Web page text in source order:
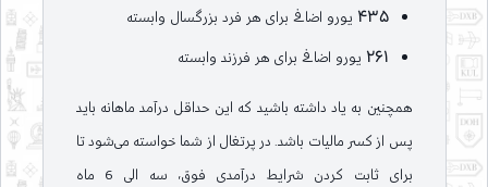
435 یورو اضافی برای هر فرد بزرگسال وابسته
261 یورو اضافی برای هر فرزند وابسته
همچنین به یاد داشته باشید که این حداقل درآمد ماهانه باید
پس از کسر مالیات باشد. در پرتغال از شما خواسته می‌شود تا
برای ثابت کردن شرایط درآمدی فوق، سه الی 6 ماه